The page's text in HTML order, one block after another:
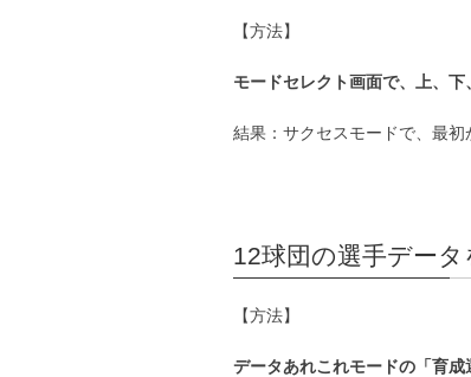
【方法】
モードセレクト画面で、上、
結果：サクセスモードで、最初
12球団の選手データ
【方法】
データあれこれモードの「育成